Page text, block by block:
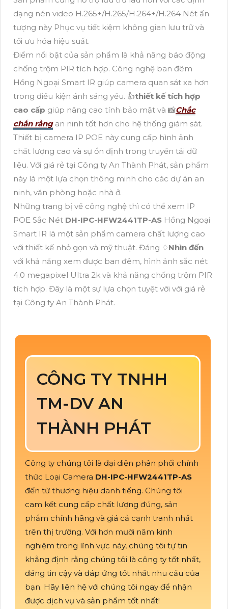
dạng nén video H.265+/H.265/H.264+/H.264 Nét ấn
tượng này Phục vụ tiết kiệm không gian lưu trữ và
tối ưu hóa hiệu suất.
Điểm nổi bật của sản phẩm là khả năng báo động
chống trộm PIR tích hợp. Công nghệ ban đêm
Hồng Ngoại Smart IR giúp camera quan sát xa hơn
trong điều kiện ánh sáng yếu. 👍thiết kế tích hợp
cao cấp giúp nâng cao tính bảo mật và 📸Chắc
chắn rằngan ninh tốt hơn cho hệ thống giám sát.
Thiết bị camera IP POE này cung cấp hình ảnh
chất lượng cao và sự ổn định trong truyền tải dữ
liệu. Với giá rẻ tại Công ty An Thành Phát, sản phẩm
này là một lựa chọn thông minh cho các dự án an
ninh, văn phòng hoặc nhà ở.
Những trang bị về công nghệ thì có thể xem IP
POE Sắc Nét DH-IPC-HFW2441TP-AS Hồng Ngoại
Smart IR là một sản phẩm camera chất lượng cao
với thiết kế nhỏ gọn và mỹ thuật. Đáng ♢Nhìn đến
với khả năng xem được ban đêm, hình ảnh sắc nét
4.0 megapixel Ultra 2k và khả năng chống trộm PIR
tích hợp. Đây là một sự lựa chọn tuyệt vời với giá rẻ
tại Công ty An Thành Phát.
CÔNG TY TNHH
TM-DV AN
THÀNH PHÁT
Công ty chúng tôi là đại diện phân phối chính
thức Loại Camera DH-IPC-HFW2441TP-AS
đến từ thương hiệu danh tiếng. Chúng tôi
cam kết cung cấp chất lượng đúng, sản
phẩm chính hãng và giá cả cạnh tranh nhất
trên thị trường. Với hơn mười năm kinh
nghiệm trong lĩnh vực này, chúng tôi tự tin
khẳng định rằng chúng tôi là công ty tốt nhất,
đáng tin cậy và đáp ứng tốt nhất nhu cầu của
bạn. Hãy liên hệ với chúng tôi ngay để nhận
được dịch vụ và sản phẩm tốt nhất!